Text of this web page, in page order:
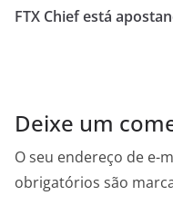
FTX Chief está
Deixe um
O seu endereço de e-
obrigatórios são